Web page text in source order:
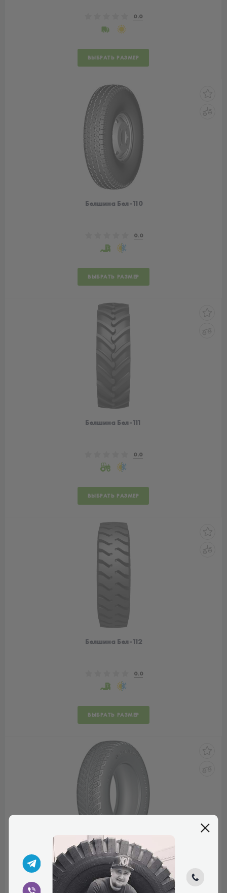
0.0
ВЫБРАТЬ РАЗМЕР
Белшина Бел-110
0.0
ВЫБРАТЬ РАЗМЕР
Белшина Бел-111
0.0
ВЫБРАТЬ РАЗМЕР
Белшина Бел-112
0.0
ВЫБРАТЬ РАЗМЕР
Белшина Бел-113